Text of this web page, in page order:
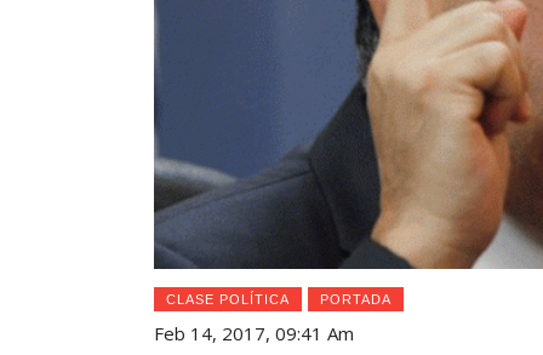
CLASE POLÍTICA PORTADA
Feb 14, 2017, 09:41 Am